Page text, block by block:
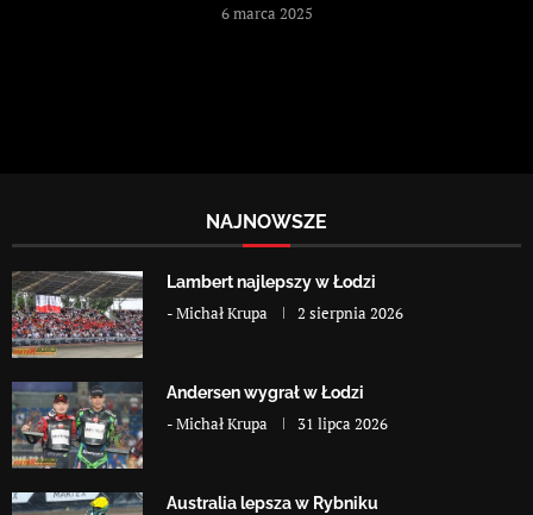
6 marca 2025
NAJNOWSZE
Lambert najlepszy w Łodzi
-Michał Krupa 2 sierpnia 2026
Andersen wygrał w Łodzi
-Michał Krupa 31 lipca 2026
Australia lepsza w Rybniku